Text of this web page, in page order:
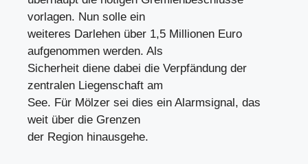
vorlagen. Nun solle ein
weiteres Darlehen über 1,5 Millionen Euro
aufgenommen werden. Als
Sicherheit diene dabei die Verpfändung der
zentralen Liegenschaft am
See. Für Mölzer sei dies ein Alarmsignal, das
weit über die Grenzen
der Region hinausgehe.